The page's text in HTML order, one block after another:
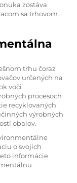
zostáva
sa trhovom
trhu čoraz
určených na
voči
procesoch
recyklovaných
výrobných
obalov.
o svojich
informácie